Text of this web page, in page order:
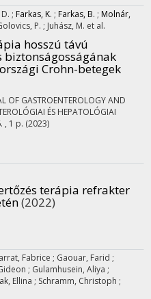
; Farkas, K. ; Farkas, B. ; Molnár,
P. ; Juhász, M. et al.
hosszú távú
biztonságosságának
Crohn-betegek
OF GASTROENTEROLOGY AND
ÉS HEPATOLÓGIAI
, 1 p. (2023)
terápia refrakter
(2022)
Fabrice ; Gaouar, Farid ;
; Gulamhusein, Aliya ;
Ellina ; Schramm, Christoph ;